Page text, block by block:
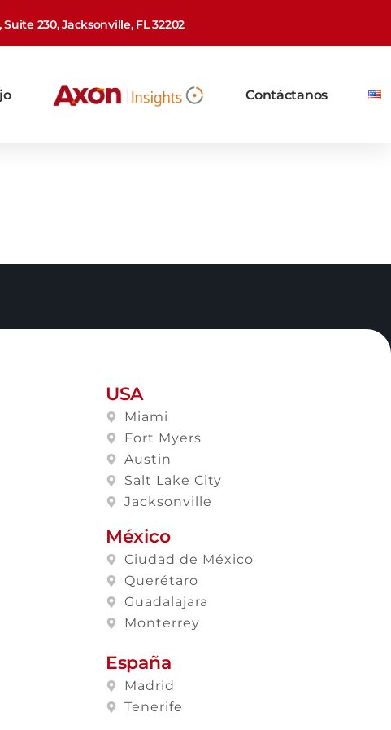
230, Jacksonville, FL 32202
Contáctanos
USA
Miami
Fort Myers
Austin
Salt Lake City
Jacksonville
México
Ciudad de México
Querétaro
Guadalajara
Monterrey
España
Madrid
Tenerife